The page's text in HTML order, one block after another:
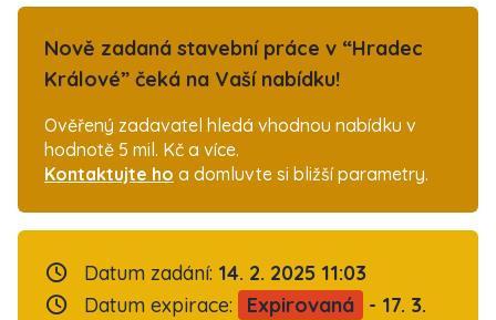
Nově zadaná stavební práce v “Hradec
Králové” čeká na Vaší nabídku!
Ověřený zadavatel hledá vhodnou nabídku v
hodnotě 5 mil. Kč a více.
Kontaktujte ho a domluvte si bližší parametry.
Datum zadání: 14. 2. 2025 11:03
Datum expirace:
Expirovaná
- 17. 3.